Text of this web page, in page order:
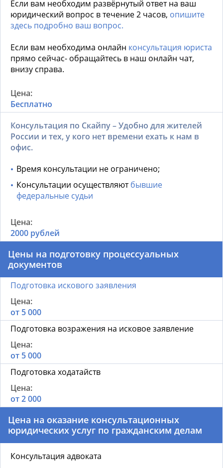
Если вам необходим развёрнутый ответ на ваш
юридический вопрос в течение 2 часов, опишите
здесь подробно ваш вопрос.
Если вам необходима онлайн консультация юриста
прямо сейчас- обращайтесь в наш онлайн чат,
внизу справа.
Бесплатно
Консультация по Скайпу – Удобно для жителей
России и тех, у кого нет времени ехать к нам в
офис.
Время консультации не ограничено;
Консультации осуществляютбывшие
федеральные судьи
2000 рублей
Цены на подготовку процессуальных
документов
Подготовка искового заявления
от 5 000
Подготовка возражения на исковое заявление
от 5 000
Подготовка ходатайств
от 2 000
Цена на оказание консультационных
юридических услуг по гражданским делам
Консультация адвоката